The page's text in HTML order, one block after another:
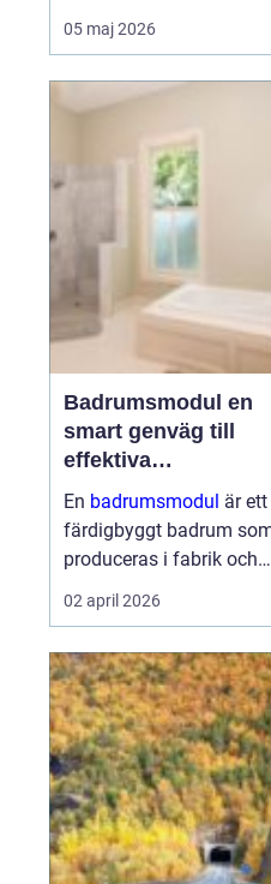
Kostnaderna är ofta
höga, många beslut ska
hålla i många år. Många
badrumsbutik Kristia...
05 maj 2026
Badrumsmodul en
smart genväg till
effektiva
byggprojekt
En badrumsmodul är ett
färdigbyggt badrum
produceras i fabrik och
levereras som en
komplett enhet till
Modulen lyfts på plats,
kopplas in mot husets
vatten, avlopp och el ...
02 april 2026